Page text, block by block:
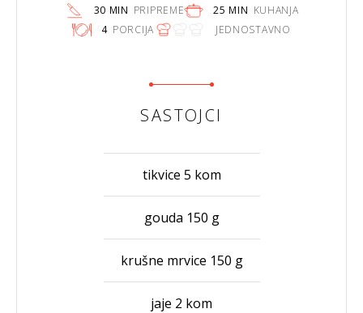
30 MIN PRIPREME 25 MIN KUHANJA
4 PORCIJA JEDNOSTAVNO
SASTOJCI
tikvice 5 kom
gouda 150 g
krušne mrvice 150 g
jaje 2 kom